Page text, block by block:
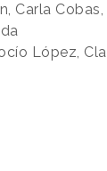
Carla
López,